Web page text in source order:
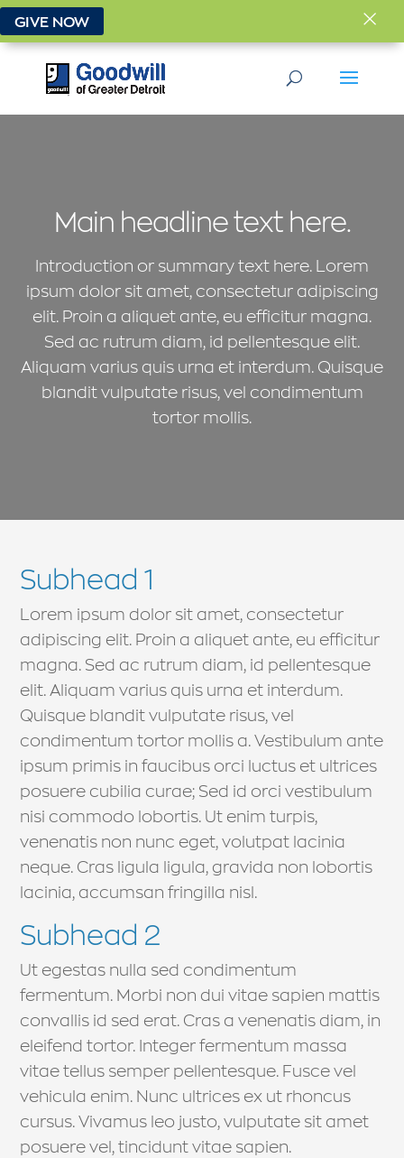
Main headline text here.
Introduction or summary text here. Lorem
ipsum dolor sit amet, consectetur adipiscing
elit. Proin a aliquet ante, eu efficitur magna.
Sed ac rutrum diam, id pellentesque elit.
Aliquam varius quis urna et interdum. Quisque
blandit vulputate risus, vel condimentum
tortor mollis.
Subhead 1
Lorem ipsum dolor sit amet, consectetur
adipiscing elit. Proin a aliquet ante, eu efficitur
magna. Sed ac rutrum diam, id pellentesque
elit. Aliquam varius quis urna et interdum.
Quisque blandit vulputate risus, vel
condimentum tortor mollis a. Vestibulum ante
ipsum primis in faucibus orci luctus et ultrices
posuere cubilia curae; Sed id orci vestibulum
nisi commodo lobortis. Ut enim turpis,
venenatis non nunc eget, volutpat lacinia
neque. Cras ligula ligula, gravida non lobortis
lacinia, accumsan fringilla nisl.
Subhead 2
Ut egestas nulla sed condimentum
fermentum. Morbi non dui vitae sapien mattis
convallis id sed erat. Cras a venenatis diam, in
eleifend tortor. Integer fermentum massa
vitae tellus semper pellentesque. Fusce vel
vehicula enim. Nunc ultrices ex ut rhoncus
cursus. Vivamus leo justo, vulputate sit amet
posuere vel, tincidunt vitae sapien.
GIVE NOW ×